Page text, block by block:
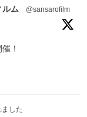
ルム
@sansarofilm
！
した